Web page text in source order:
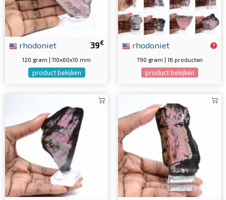
39€
rhodoniet
120 gram | 110x60x10 mm
product bekijken
rhodoniet
790 gram | 16 producten
product bekijken